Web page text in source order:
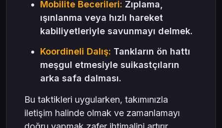
Mobilite Becerileri: Zıplama,
ışınlanma veya hızlı hareket
kabiliyetleriyle savunmayı delmek.
Koordineli Dalış: Tankların ön hattı
meşgul etmesiyle suikastçıların
arka safa dalması.
Bu taktikleri uygularken, takımınızla
iletişim halinde olmak ve zamanlamayı